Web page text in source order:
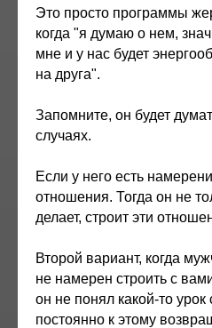
Это просто программы
когда "я думаю о нем,
мне и у нас будет
на друга".
Запомните, он будет
случаях.
Если у него есть
отношения. Тогда он не
делает, строит эти
Второй вариант, когда
не намерен строить с
он не понял какой-то
постоянно к этому